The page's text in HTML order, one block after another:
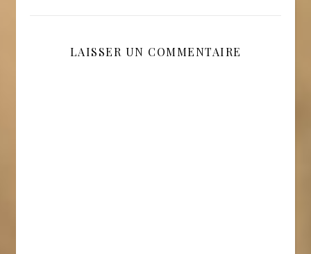
LAISSER UN COMMENTAIRE